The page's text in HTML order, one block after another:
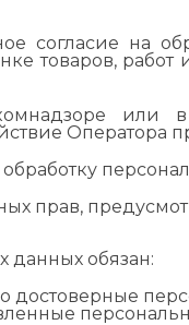
согласие на
товаров, работ
или
Оператора
обработку
прав,
данных обязан:
достоверные